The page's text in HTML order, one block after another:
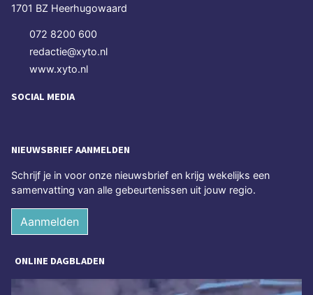
1701 BZ Heerhugowaard
072 8200 600
redactie@xyto.nl
www.xyto.nl
SOCIAL MEDIA
NIEUWSBRIEF AANMELDEN
Schrijf je in voor onze nieuwsbrief en krijg wekelijks een
samenvatting van alle gebeurtenissen uit jouw regio.
Aanmelden
ONLINE DAGBLADEN